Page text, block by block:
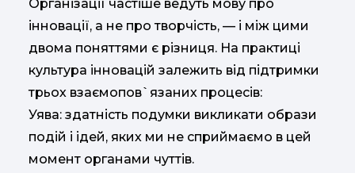
Організації частіше ведуть мову про
інновації, а не про творчість, — і між цими
двома поняттями є різниця. На практиці
культура інновацій залежить від підтримки
трьох взаємопов`язаних процесів:
Уява: здатність подумки викликати образи
подій і ідей, яких ми не сприймаємо в цей
момент органами чуттів.